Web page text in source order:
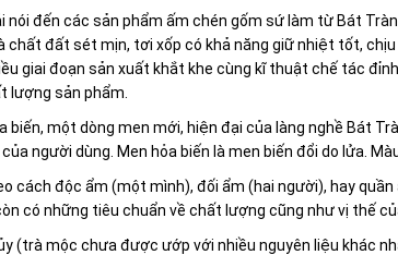
nói đến các sản phẩm ấm chén gốm sứ làm từ Bát
chất đất sét mịn, tơi xốp có khả năng giữ nhiệt tốt,
giai đoạn sản xuất khắt khe cùng kĩ thuật chế tác
lượng sản phẩm.
biến, một dòng men mới, hiện đại của làng nghề Bát
người dùng. Men hỏa biến là men biến đổi do lửa.
cách độc ẩm (một mình), đối ẩm (hai người), hay
có những tiêu chuẩn về chất lượng cũng như vị thế
(trà mộc chưa được ướp với nhiều nguyên liệu khác